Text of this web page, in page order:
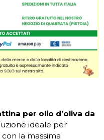
per olio d’oliva da
ideale per
la massima